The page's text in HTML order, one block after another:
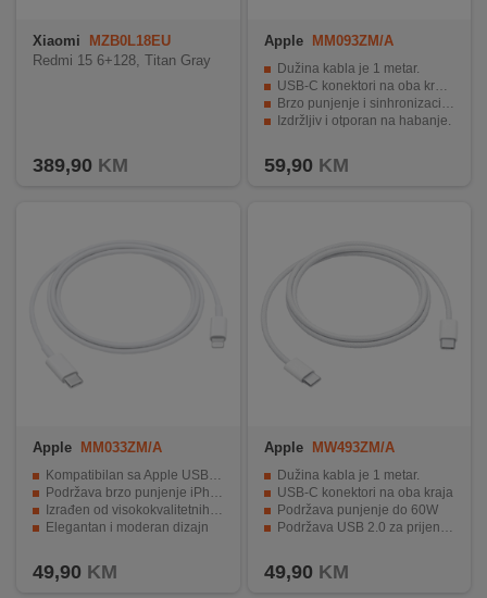
KONTAKT
KUPOVINA
INOSTRANSTVA
OZNAKE
Xiaomi
MZB0L18EU
Redmi 15 6+128, Titan Gray
389,90 KM
Apple MM093ZM/A
Dužina kabla je 1 metar.
USB-C konektori na oba kraja.
Brzo punjenje i sinhronizacija uređaja.
Izdržljiv i otporan na habanje.
59,90 KM
Apple MM033ZM/A
Kompatibilan sa Apple USB-C adapterima
Podržava brzo punjenje iPhone i iPad-a
Izrađen od visokokvalitetnih materijala
Elegantan i moderan dizajn
49,90 KM
Apple MW493ZM/A
Dužina kabla je 1 metar.
USB-C konektori na oba kraja
Podržava punjenje do 60W
Podržava USB 2.0 za prijenos podataka
49,90 KM